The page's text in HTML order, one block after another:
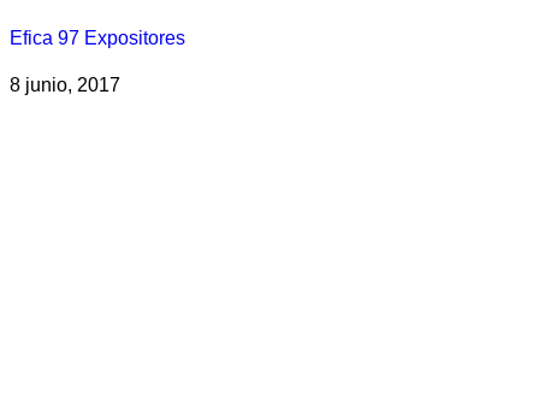
Efica 97 Expositores
8 junio, 2017